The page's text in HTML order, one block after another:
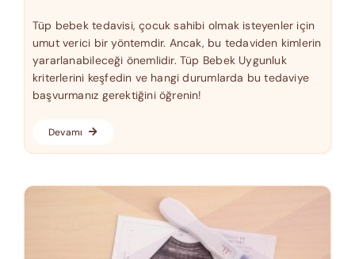
Tüp bebek tedavisi, çocuk sahibi olmak isteyenler için
umut verici bir yöntemdir. Ancak, bu tedaviden kimlerin
yararlanabileceği önemlidir. Tüp Bebek Uygunluk
kriterlerini keşfedin ve hangi durumlarda bu tedaviye
başvurmanız gerektiğini öğrenin!
Devamı